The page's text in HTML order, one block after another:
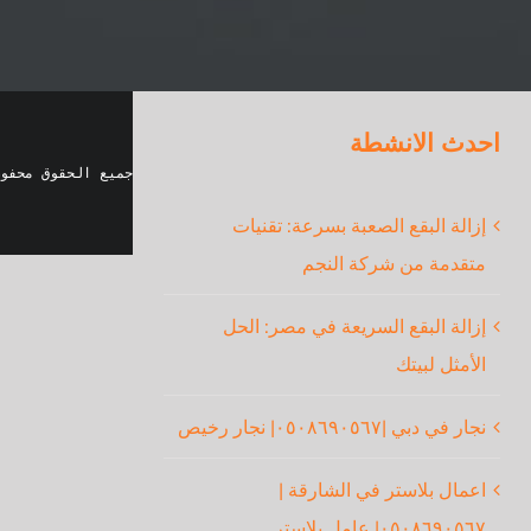
احدث الانشطة
إزالة البقع الصعبة بسرعة: تقنيات
متقدمة من شركة النجم
إزالة البقع السريعة في مصر: الحل
الأمثل لبيتك
نجار في دبي |٠٥٠٨٦٩٠٥٦٧| نجار رخيص
اعمال بلاستر في الشارقة |
جميع الحقوق